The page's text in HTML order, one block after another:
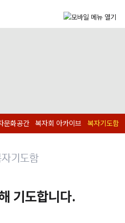
문화공간 복자회 아카이브 복자기도함
기도함
기도합니다.